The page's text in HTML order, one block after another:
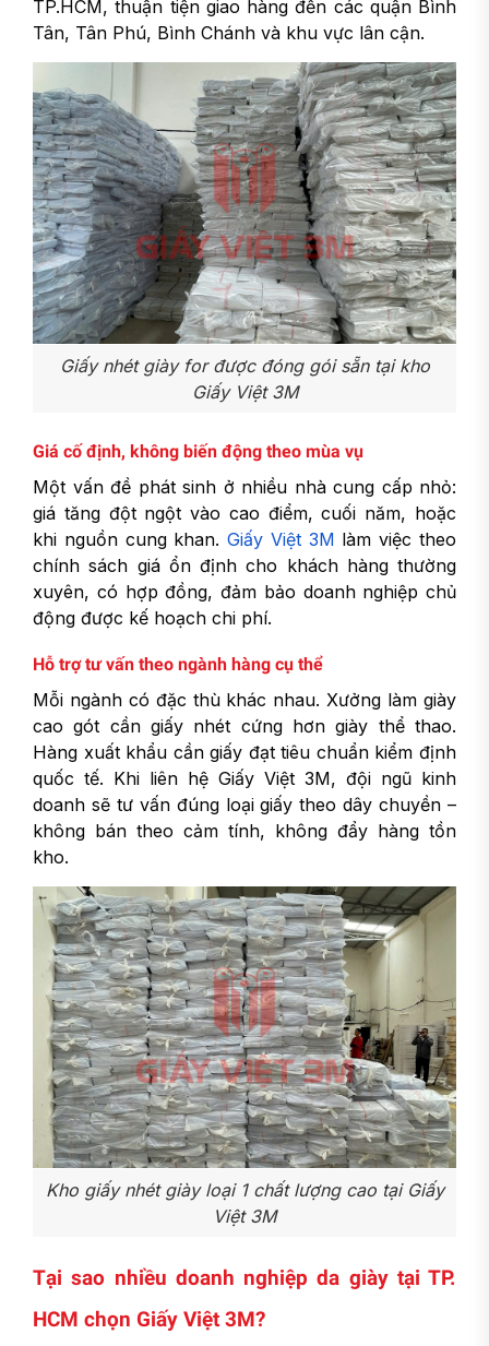
TP.HCM, thuận tiện giao hàng đến các quận Bình
Tân, Tân Phú, Bình Chánh và khu vực lân cận.
Giấy nhét giày for được đóng gói sẵn tại kho
Giấy Việt 3M
Giá cố định, không biến động theo mùa vụ
Một vấn đề phát sinh ở nhiều nhà cung cấp nhỏ:
giá tăng đột ngột vào cao điểm, cuối năm, hoặc
khi nguồn cung khan.Giấy Việt 3M làm việc theo
chính sách giá ổn định cho khách hàng thường
xuyên, có hợp đồng, đảm bảo doanh nghiệp chủ
động được kế hoạch chi phí.
Hỗ trợ tư vấn theo ngành hàng cụ thể
Mỗi ngành có đặc thù khác nhau. Xưởng làm giày
cao gót cần giấy nhét cứng hơn giày thể thao.
Hàng xuất khẩu cần giấy đạt tiêu chuẩn kiểm định
quốc tế. Khi liên hệ Giấy Việt 3M, đội ngũ kinh
doanh sẽ tư vấn đúng loại giấy theo dây chuyền –
không bán theo cảm tính, không đẩy hàng tồn
kho.
Kho giấy nhét giày loại 1 chất lượng cao tại Giấy
Việt 3M
Tại sao nhiều doanh nghiệp da giày tại TP.
HCM chọn Giấy Việt 3M?